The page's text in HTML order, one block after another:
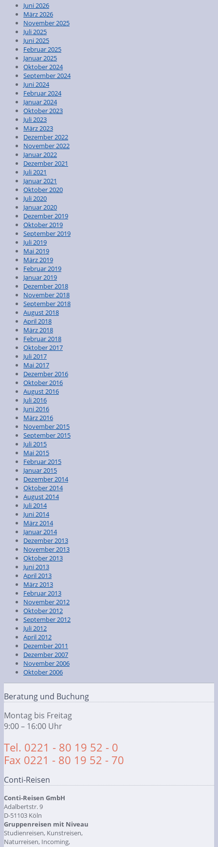
Juni 2026
März 2026
November 2025
Juli 2025
Juni 2025
Februar 2025
Januar 2025
Oktober 2024
September 2024
Juni 2024
Februar 2024
Januar 2024
Oktober 2023
Juli 2023
März 2023
Dezember 2022
November 2022
Januar 2022
Dezember 2021
Juli 2021
Januar 2021
Oktober 2020
Juli 2020
Januar 2020
Dezember 2019
Oktober 2019
September 2019
Juli 2019
Mai 2019
März 2019
Februar 2019
Januar 2019
Dezember 2018
November 2018
September 2018
August 2018
April 2018
März 2018
Februar 2018
Oktober 2017
Juli 2017
Mai 2017
Dezember 2016
Oktober 2016
August 2016
Juli 2016
Juni 2016
März 2016
November 2015
September 2015
Juli 2015
Mai 2015
Februar 2015
Januar 2015
Dezember 2014
Oktober 2014
August 2014
Juli 2014
Juni 2014
März 2014
Januar 2014
Dezember 2013
November 2013
Oktober 2013
Juni 2013
April 2013
März 2013
Februar 2013
November 2012
Oktober 2012
September 2012
Juli 2012
April 2012
Dezember 2011
Dezember 2007
November 2006
Oktober 2006
Beratung und Buchung
Montag bis Freitag
9:00 – 16:00 Uhr
Tel. 0221 - 80 19 52 - 0
Fax 0221 - 80 19 52 - 70
Conti-Reisen
Conti-Reisen GmbH
Adalbertstr. 9
D-51103 Köln
Gruppenreisen mit Niveau
Studienreisen, Kunstreisen,
Naturreisen, Incoming,